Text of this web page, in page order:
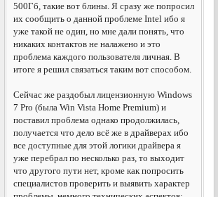
500Гб, такие вот блины. Я сразу же попросил
их сообщить о данной проблеме Intel ибо я
уже такой не один, но мне дали понять, что
никаких контактов не налажено и это
проблема каждого пользователя личная. В
итоге я решил связаться таким вот способом.
Сейчас же раздобыл лицензионную Windows
7 Pro (была Win Vista Home Premium) и
поставил проблема однако продолжилась,
получается что дело всё же в драйверах ибо
все доступные для этой логики драйвера я
уже перебрал по несколько раз, то выходит
что другого пути нет, кроме как попросить
специалистов проверить и выявить характер